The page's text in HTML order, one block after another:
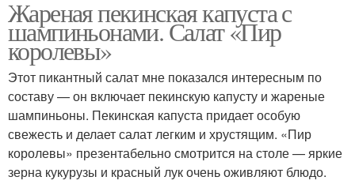
Жареная пекинская капуста с
шампиньонами. Салат «Пир
королевы»
Этот пикантный салат мне показался интересным по
составу — он включает пекинскую капусту и жареные
шампиньоны. Пекинская капуста придает особую
свежесть и делает салат легким и хрустящим. «Пир
королевы» презентабельно смотрится на столе — яркие
зерна кукурузы и красный лук очень оживляют блюдо.